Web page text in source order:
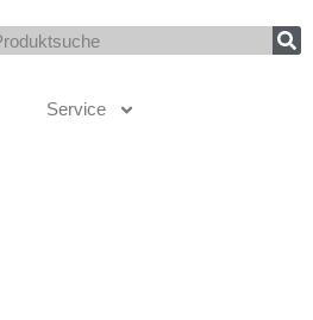
Service